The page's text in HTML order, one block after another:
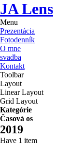
JA Lens
Menu
Prezentácia
Fotodenník
O mne
svadba
Kontakt
Toolbar
Layout
Linear Layout
Grid Layout
Kategórie
Časová os
2019
Have 1 item